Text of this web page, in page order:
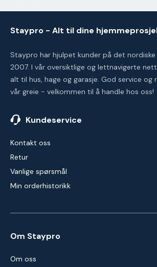
Staypro - Alt til dine
Staypro har hjulpet kunder på det
2007. I vår oversiktlige og lettnavigerte
alt til hus, hage og garasje. God service og
vår greie - velkommen til å handle hos oss!
Kundeservice
Kontakt oss
Retur
Vanlige spørsmål
Min orderhistorikk
Om Staypro
Om oss